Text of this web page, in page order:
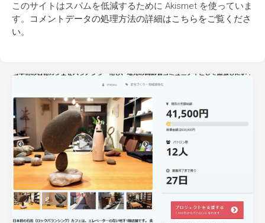
このサイトはスパムを低減するために Akismet を使っていま
す。
コメントデータの処理方法の詳細はこちらをご覧くださ
い。